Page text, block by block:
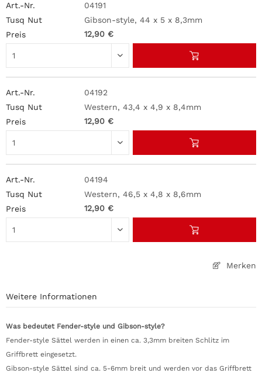
Merken
04191
Gibson-style, 44 x 5 x 8,3mm
12,90 €
04192
Western, 43,4 x 4,9 x 8,4mm
12,90 €
04194
Western, 46,5 x 4,8 x 8,6mm
12,90 €
Weitere Informationen
Was bedeutet Fender-style und Gibson-style?
Fender-style Sättel werden in einen ca. 3,3mm breiten Schlitz im
Griffbrett eingesetzt.
Gibson-style Sättel sind ca. 5-6mm breit und werden vor das Griffbrett